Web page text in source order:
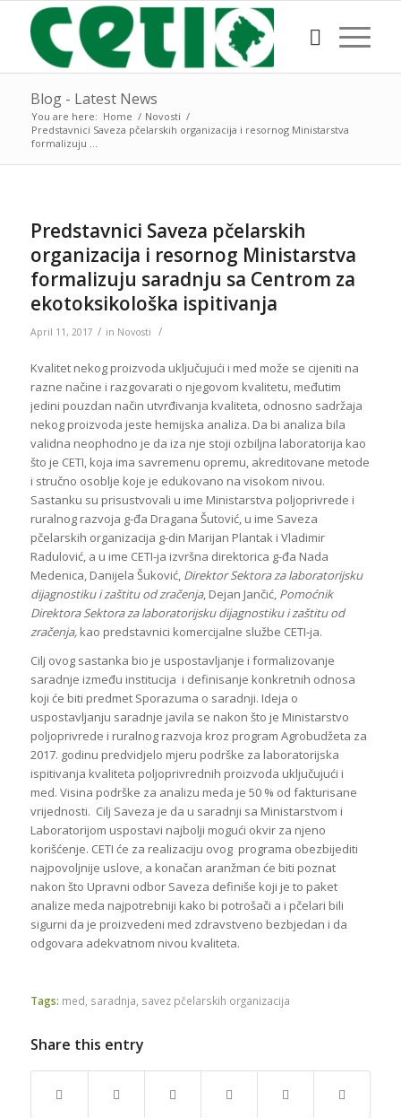
Blog - Latest News
You are here: Home / Novosti /
Predstavnici Saveza pčelarskih organizacija i resornog Ministarstva
formalizuju ...
Predstavnici Saveza pčelarskih
organizacija i resornog Ministarstva
formalizuju saradnju sa Centrom za
ekotoksikološka ispitivanja
April 11, 2017 / in Novosti /
Kvalitet nekog proizvoda uključujući i med može se cijeniti na
razne načine i razgovarati o njegovom kvalitetu, međutim
jedini pouzdan način utvrđivanja kvaliteta, odnosno sadržaja
nekog proizvoda jeste hemijska analiza. Da bi analiza bila
validna neophodno je da iza nje stoji ozbiljna laboratorija kao
što je CETI, koja ima savremenu opremu, akreditovane metode
i stručno osoblje koje je edukovano na visokom nivou.
Sastanku su prisustvovali u ime Ministarstva poljoprivrede i
ruralnog razvoja g-đa Dragana Šutović, u ime Saveza
pčelarskih organizacija g-din Marijan Plantak i Vladimir
Radulović, a u ime CETI-ja izvršna direktorica g-đa Nada
Medenica, Danijela Šuković, Direktor Sektora za laboratorijsku
dijagnostiku i zaštitu od zračenja, Dejan Jančić, Pomoćnik
Direktora Sektora za laboratorijsku dijagnostiku i zaštitu od
zračenja, kao predstavnici komercijalne službe CETI-ja.
Cilj ovog sastanka bio je uspostavljanje i formalizovanje
saradnje između institucija i definisanje konkretnih odnosa
koji će biti predmet Sporazuma o saradnji. Ideja o
uspostavljanju saradnje javila se nakon što je Ministarstvo
poljoprivrede i ruralnog razvoja kroz program Agrobudžeta za
2017. godinu predvidjelo mjeru podrške za laboratorijska
ispitivanja kvaliteta poljoprivrednih proizvoda uključujući i
med. Visina podrške za analizu meda je 50 % od fakturisane
vrijednosti. Cilj Saveza je da u saradnji sa Ministarstvom i
Laboratorijom uspostavi najbolji mogući okvir za njeno
korišćenje. CETI će za realizaciju ovog programa obezbijediti
najpovoljnije uslove, a konačan aranžman će biti poznat
nakon što Upravni odbor Saveza definiše koji je to paket
analize meda najpotrebniji kako bi potrošači a i pčelari bili
sigurni da je proizvedeni med zdravstveno bezbjedan i da
odgovara adekvatnom nivou kvaliteta.
Tags: med saradnja savez pčelarskih organizacija
Share this entry